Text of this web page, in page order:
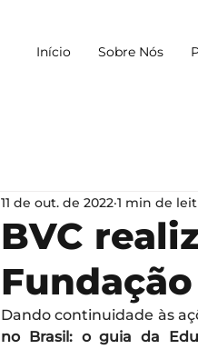
Início Sobre Nós
BVC
Fundação
11 de out. de 2022 1 min de
Dando continuidade às
no Brasil: o guia da